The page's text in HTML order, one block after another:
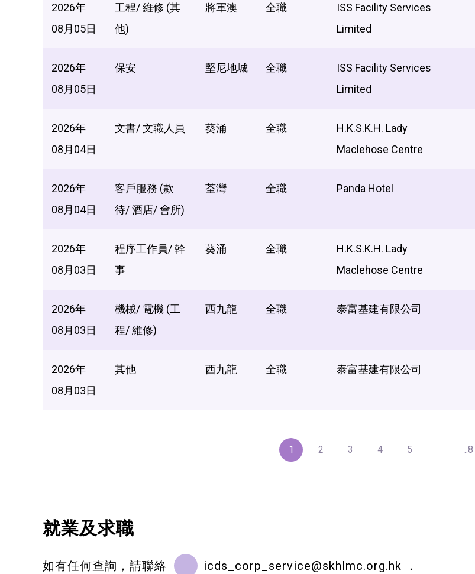
2026年
08月05日
工程/ 維修 (其
他)
將軍澳 全職
ISS Facility Services
Limited
2026年
08月05日
保安 堅尼地城 全職
ISS Facility Services
Limited
2026年
08月04日
文書/ 文職人員 葵涌 全職
H.K.S.K.H. Lady
Maclehose Centre
2026年
08月04日
客戶服務 (款
待/ 酒店/ 會所)
荃灣 全職 Panda Hotel
2026年
08月03日
程序工作員/ 幹
事
葵涌 全職
H.K.S.K.H. Lady
Maclehose Centre
2026年
08月03日
機械/ 電機 (工
程/ 維修)
西九龍 全職 泰富基建有限公司
2026年
08月03日
其他 西九龍 全職 泰富基建有限公司
1 2 3 4 5 ..8
就業及求職
如有任何查詢，請聯絡 icds_corp_service@skhlmc.org.hk ．